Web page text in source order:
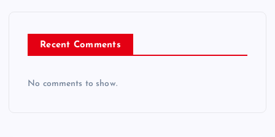
Recent Comments
No comments to show.